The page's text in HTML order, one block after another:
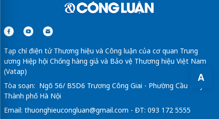
A
Tạp chí điện tử Thương hiệu và Công luận của cơ quan Trung
ương Hiệp hội Chống hàng giả và Bảo vệ Thương hiệu Việt Nam
(Vatap)
Tòa soạn: Ngõ 56/ B5D6 Trương Công Giai - Phường Cầu Giấy -
Thành phố Hà Nội
Email: thuonghieucongluan@gmail.com - ĐT: 093 172 5555